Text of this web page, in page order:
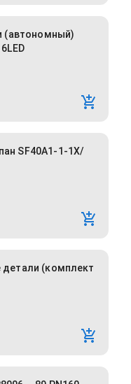
(автономный)
SF40A1-1-1X/
(комплект